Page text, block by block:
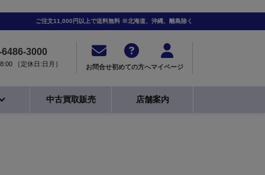
ご注文11,000円以上で送料無料 ※北海道、沖縄、離島除く
6486-3000
［定休日:日月］ お問合せ初めての方へマイページ
中古買取販売 店舗案内